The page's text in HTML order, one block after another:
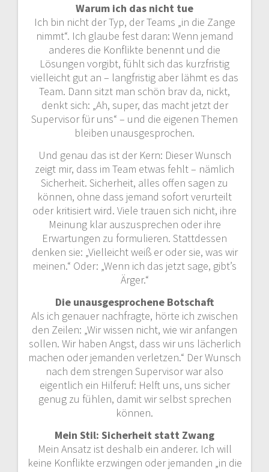
Warum ich das nicht tue
Ich bin nicht der Typ, der Teams „in die Zange
nimmt“. Ich glaube fest daran: Wenn jemand
anderes die Konflikte benennt und die
Lösungen vorgibt, fühlt sich das kurzfristig
vielleicht gut an – langfristig aber lähmt es das
Team. Dann sitzt man schön brav da, nickt,
denkt sich: „Ah, super, das macht jetzt der
Supervisor für uns“ – und die eigenen Themen
bleiben unausgesprochen.
Und genau das ist der Kern: Dieser Wunsch
zeigt mir, dass im Team etwas fehlt – nämlich
Sicherheit. Sicherheit, alles offen sagen zu
können, ohne dass jemand sofort verurteilt
oder kritisiert wird. Viele trauen sich nicht, ihre
Meinung klar auszusprechen oder ihre
Erwartungen zu formulieren. Stattdessen
denken sie: „Vielleicht weiß er oder sie, was wir
meinen.“ Oder: „Wenn ich das jetzt sage, gibt’s
Ärger.“
Die unausgesprochene Botschaft
Als ich genauer nachfragte, hörte ich zwischen
den Zeilen: „Wir wissen nicht, wie wir anfangen
sollen. Wir haben Angst, dass wir uns lächerlich
machen oder jemanden verletzen.“ Der Wunsch
nach dem strengen Supervisor war also
eigentlich ein Hilferuf: Helft uns, uns sicher
genug zu fühlen, damit wir selbst sprechen
können.
Mein Stil: Sicherheit statt Zwang
Mein Ansatz ist deshalb ein anderer. Ich will
keine Konflikte erzwingen oder jemanden „in die